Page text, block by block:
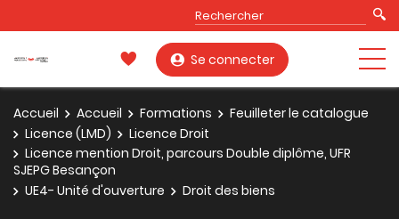
Se connecter
Accueil Accueil Formations
Feuilleter le catalogue
Licence (LMD)
Licence Droit
Licence mention Droit, parcours Double diplôme, UFR
SJEPG Besançon
UE4- Unité d'ouverture
Droit des biens